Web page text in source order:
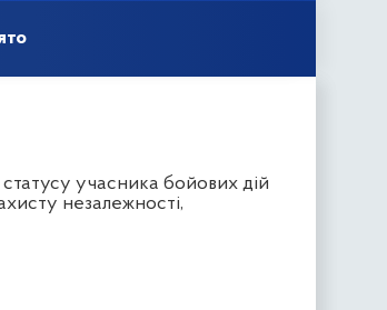
учасника бойових дій
незалежності,